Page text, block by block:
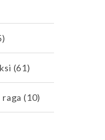
(61)
(10)